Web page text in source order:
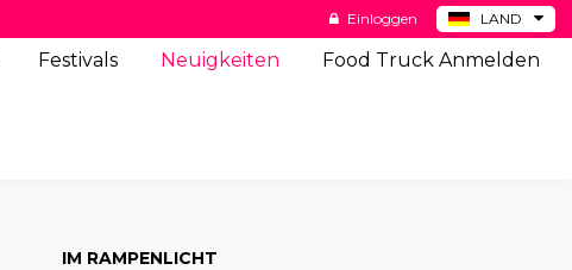
LAND
BE
Einloggen
Festivals Neuigkeiten Food Truck Anmelden
IM RAMPENLICHT